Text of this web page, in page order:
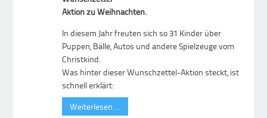
Aktion zu Weihnachten.
In diesem Jahr freuten sich so 31 Kinder über
Puppen, Bälle, Autos und andere Spielzeuge vom
Christkind.
Was hinter dieser Wunschzettel-Aktion steckt, ist
schnell erklärt:
Weiterlesen …